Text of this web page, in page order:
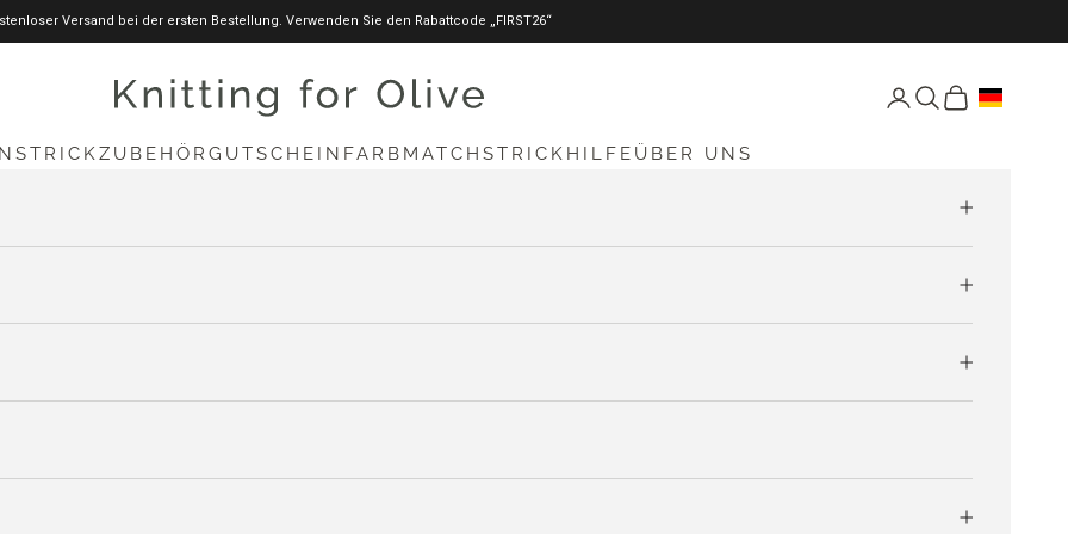
Versand bei der ersten Bestellung. Verwenden Sie den Rabattcode „FIRST26“
knittingforolive.com Seite Konto öffnen
Suche öffnen
Warenkorb
STRICKZUBEHÖR GUTSCHEIN FARBMATCH STRICKHILFE ÜBER UNS